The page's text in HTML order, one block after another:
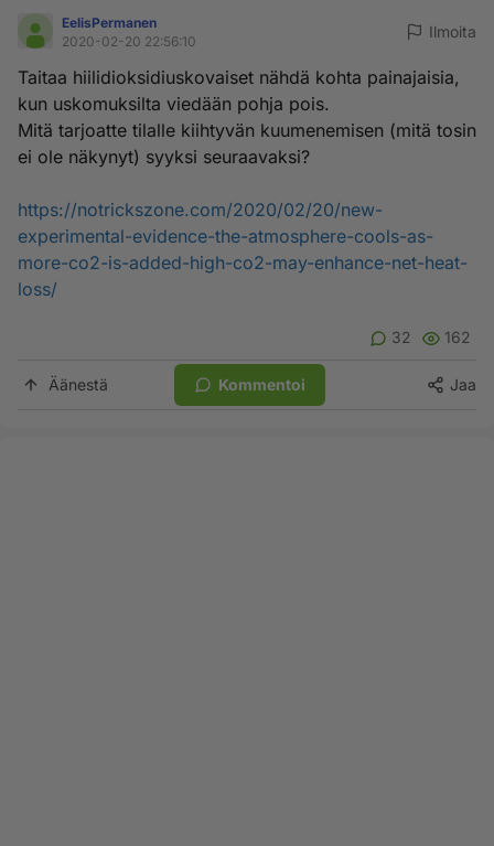
EelisPermanen
2020-02-20 22:56:10
Ilmoita
Taitaa hiilidioksidiuskovaiset nähdä kohta painajaisia,
kun uskomuksilta viedään pohja pois.
Mitä tarjoatte tilalle kiihtyvän kuumenemisen (mitä tosin
ei ole näkynyt) syyksi seuraavaksi?
https://notrickszone.com/2020/02/20/new-
experimental-evidence-the-atmosphere-cools-as-
more-co2-is-added-high-co2-may-enhance-net-heat-
loss/
32 162
Äänestä Kommentoi Jaa